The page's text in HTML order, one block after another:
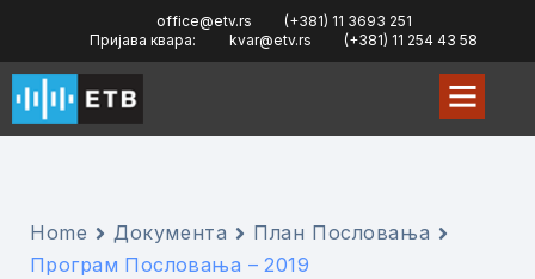
office@etv.rs
(+381) 11 3693 251
Пријава квара:
kvar@etv.rs (+381) 11 254 43 58
Home Документа
План Пословања
Програм Пословања – 2019